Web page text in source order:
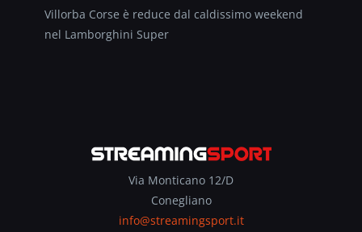
Villorba Corse è reduce dal caldissimo weekend
nel Lamborghini Super
Via Monticano 12/D
Conegliano
info@streamingsport.it